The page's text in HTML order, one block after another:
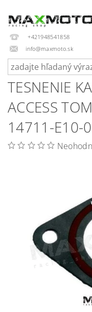
+421948541858
info@maxmoto.sk
TESNENIE
ACCESS
14711-E10-